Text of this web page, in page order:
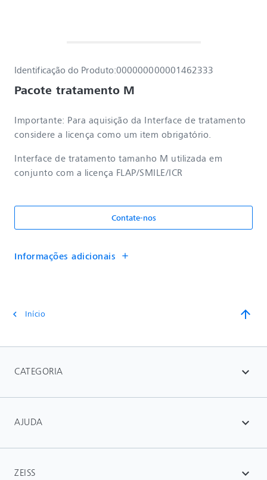
Identificação do Produto:000000000001462333
Pacote tratamento M
Importante: Para aquisição da Interface de tratamento
considere a licença como um item obrigatório.
Interface de tratamento tamanho M utilizada em
conjunto com a licença FLAP/SMILE/ICR
Contate-nos
Informações adicionais add
chevron_left Início arrow_upward
CATEGORIA expand_more
AJUDA expand_more
ZEISS expand_more